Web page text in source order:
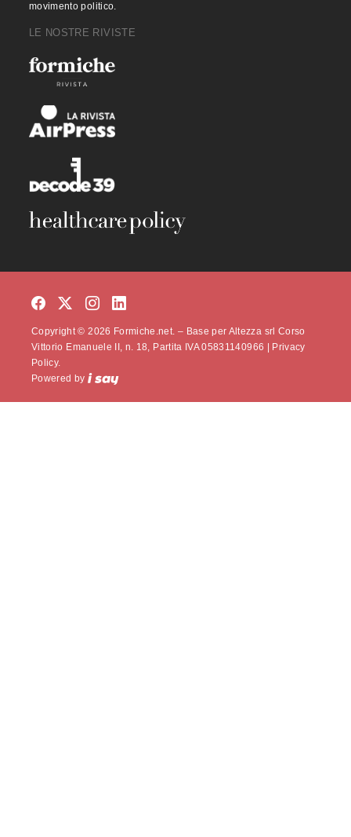
movimento politico.
LE NOSTRE RIVISTE
Copyright © 2026 Formiche.net. – Base per Altezza srl Corso
Vittorio Emanuele II, n. 18, Partita IVA 05831140966 | Privacy
Policy.
Powered by